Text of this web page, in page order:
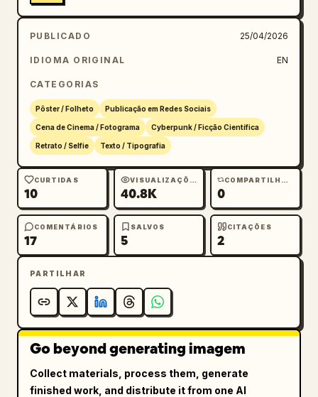
PUBLICADO 25/04/2026
IDIOMA ORIGINAL EN
CATEGORIAS
Pôster / Folheto Publicação em Redes Sociais
Cena de Cinema / Fotograma Cyberpunk / Ficção Científica
Retrato / Selfie Texto / Tipografia
CURTIDAS
10
VISUALIZAÇÕES
40.8K
COMPARTILHAMENTOS
0
COMENTÁRIOS
17
SALVOS
5
CITAÇÕES
2
PARTILHAR
Go beyond generating imagem
Collect materials, process them, generate
finished work, and distribute it from one AI